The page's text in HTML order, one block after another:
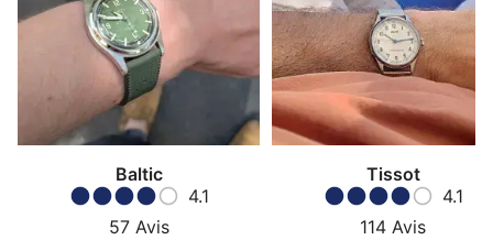
Baltic
4.1
57 Avis
Tissot
4.1
114 Avis